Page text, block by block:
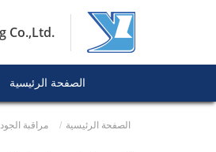
Co.,Ltd.
الصفحة الرئيسية
الصفحة الرئيسية مراقبة